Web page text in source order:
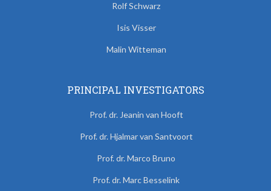
Rolf Schwarz
Isis Visser
Malin Witteman
PRINCIPAL INVESTIGATORS
Prof. dr. Jeanin van Hooft
Prof. dr. Hjalmar van Santvoort
Prof. dr. Marco Bruno
Prof. dr. Marc Besselink